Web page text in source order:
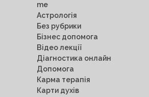
me
Астрологія
Без рубрики
Бізнес допомога
Відео лекції
Діагностика онлайн
Допомога
Карма терапія
Карти духів